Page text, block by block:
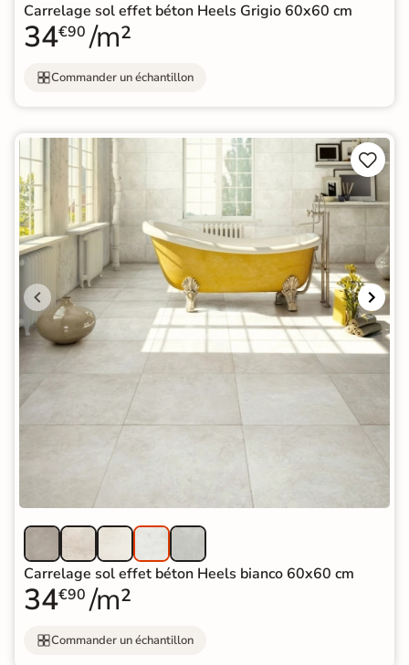
Carrelage sol effet béton Heels Grigio 60x60 cm
34€90 /m²
Commander un échantillon


Carrelage sol effet béton Heels bianco 60x60 cm
34€90 /m²
Commander un échantillon